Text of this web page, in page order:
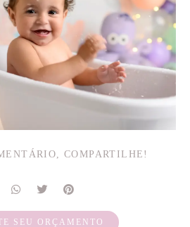
COMPARTILHE!
SEU ORÇAMENTO